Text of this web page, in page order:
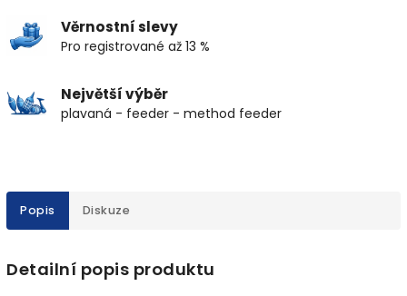
Věrnostní slevy
Pro registrované až 13 %
Největší výběr
plavaná - feeder - method feeder
Popis Diskuze
Detailní popis produktu